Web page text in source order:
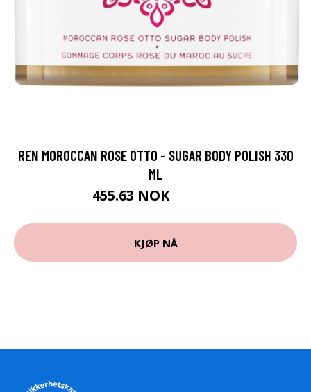
REN MOROCCAN ROSE OTTO - SUGAR BODY POLISH 330
ML
455.63 NOK
KJØP NÅ